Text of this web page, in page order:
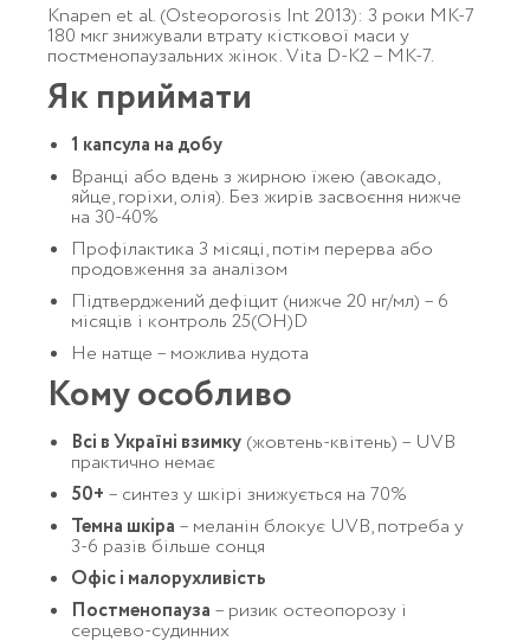
Knapen et al. (Osteoporosis Int 2013): 3 роки MK-7
180 мкг знижували втрату кісткової маси у
постменопаузальних жінок. Vita D-K2 – MK-7.
Як приймати
1 капсула на добу
Вранці або вдень з жирною їжею (авокадо,
яйце, горіхи, олія). Без жирів засвоєння нижче
на 30-40%
Профілактика 3 місяці, потім перерва або
продовження за аналізом
Підтверджений дефіцит (нижче 20 нг/мл) – 6
місяців і контроль 25(OH)D
Не натще – можлива нудота
Кому особливо
Всі в Україні взимку (жовтень-квітень) – UVB
практично немає
50+ – синтез у шкірі знижується на 70%
Темна шкіра – меланін блокує UVB, потреба у
3-6 разів більше сонця
Офіс і малорухливість
Постменопауза – ризик остеопорозу і
серцево-судинних